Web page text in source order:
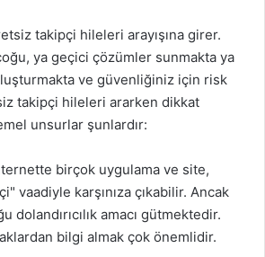
takipçi hileleri arayışına girer.
ya geçici çözümler sunmakta ya
ve güvenliğiniz için risk
takipçi hileleri ararken dikkat
unsurlar şunlardır:
birçok uygulama ve site,
vaadiyle karşınıza çıkabilir. Ancak
dolandırıcılık amacı gütmektedir.
bilgi almak çok önemlidir.